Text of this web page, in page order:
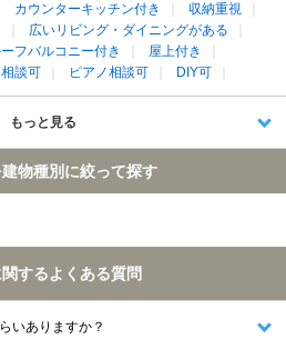
カウンターキッチン付き
収納重視
広いリビング・ダイニングがある
ーフバルコニー付き
屋上付き
談可 ピアノ相談可 DIY可
もっと見る
物種別に絞って探す
するよくある質問
いありますか？